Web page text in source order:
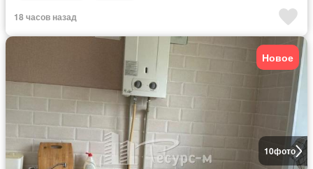
18 часов назад
10фото
Новое